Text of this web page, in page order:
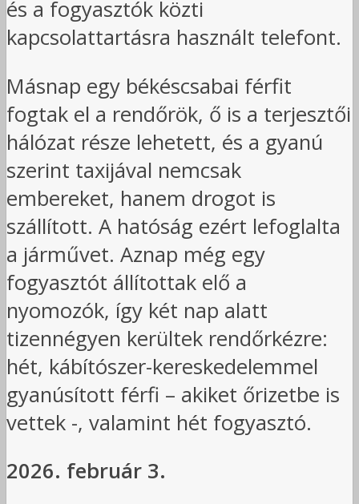
és a fogyasztók közti
kapcsolattartásra használt telefont.
Másnap egy békéscsabai férfit
fogtak el a rendőrök, ő is a terjesztői
hálózat része lehetett, és a gyanú
szerint taxijával nemcsak
embereket, hanem drogot is
szállított. A hatóság ezért lefoglalta
a járművet. Aznap még egy
fogyasztót állítottak elő a
nyomozók, így két nap alatt
tizennégyen kerültek rendőrkézre:
hét, kábítószer-kereskedelemmel
gyanúsított férfi – akiket őrizetbe is
vettek -, valamint hét fogyasztó.
2026. február 3.